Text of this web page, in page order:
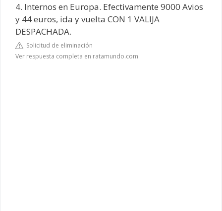
4. Internos en Europa. Efectivamente 9000 Avios
y 44 euros, ida y vuelta CON 1 VALIJA
DESPACHADA.
Solicitud de eliminación
Ver respuesta completa en ratamundo.com